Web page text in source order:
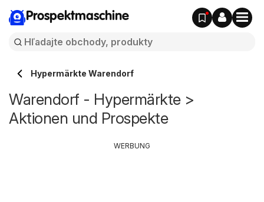
Prospektmaschine
Hypermärkte Warendorf
Warendorf - Hypermärkte >
Aktionen und Prospekte
WERBUNG